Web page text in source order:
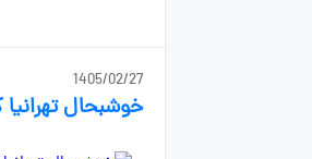
1405/02/27
خوشبحال